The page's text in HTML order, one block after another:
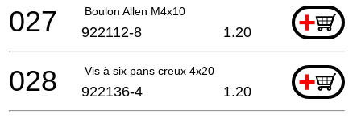
Boulon Allen M4x10 +
027 922112-8 1.20
Vis à six pans creux 4x20 +
028 922136-4 1.20